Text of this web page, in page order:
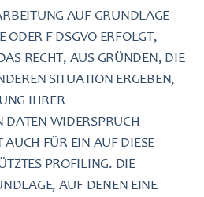
AUF GRUNDLAGE
ODER F DSGVO ERFOLGT,
RECHT, AUS GRÜNDEN, DIE
SITUATION ERGEBEN,
IHRER
DATEN WIDERSPRUCH
AUCH FÜR EIN AUF DIESE
PROFILING. DIE
AUF DENEN EINE